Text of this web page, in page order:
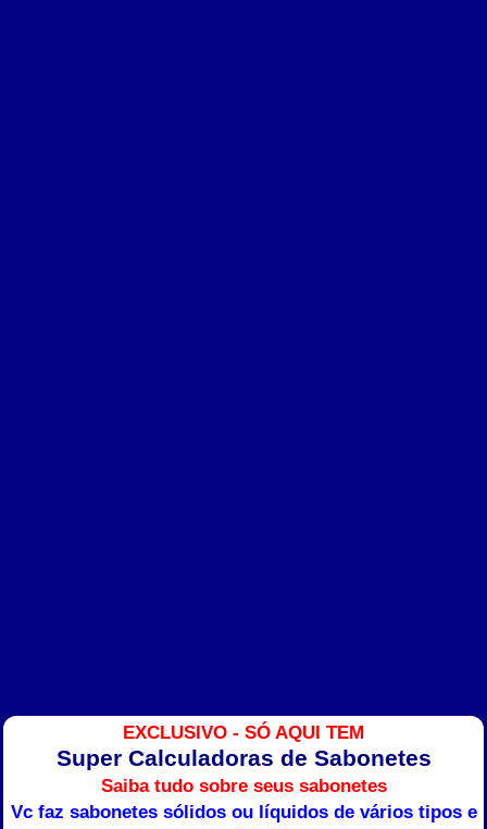
EXCLUSIVO - SÓ AQUI TEM
Super Calculadoras de Sabonetes
Saiba tudo sobre seus sabonetes
Vc faz sabonetes sólidos ou líquidos de vários tipos e